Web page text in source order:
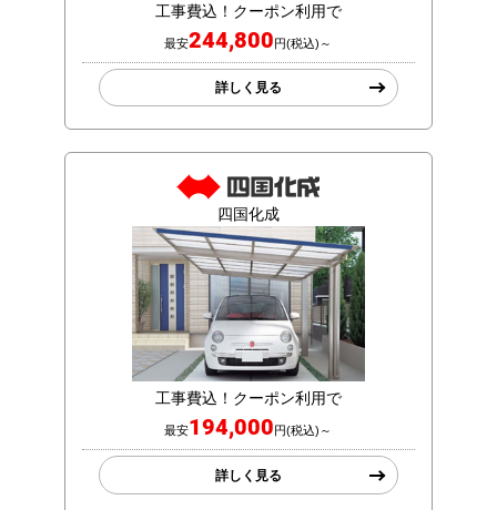
工事費込！クーポン利用で
最安244,800円(税込)～
詳しく見る
四国化成
工事費込！クーポン利用で
最安194,000 円(税込)～
詳しく見る